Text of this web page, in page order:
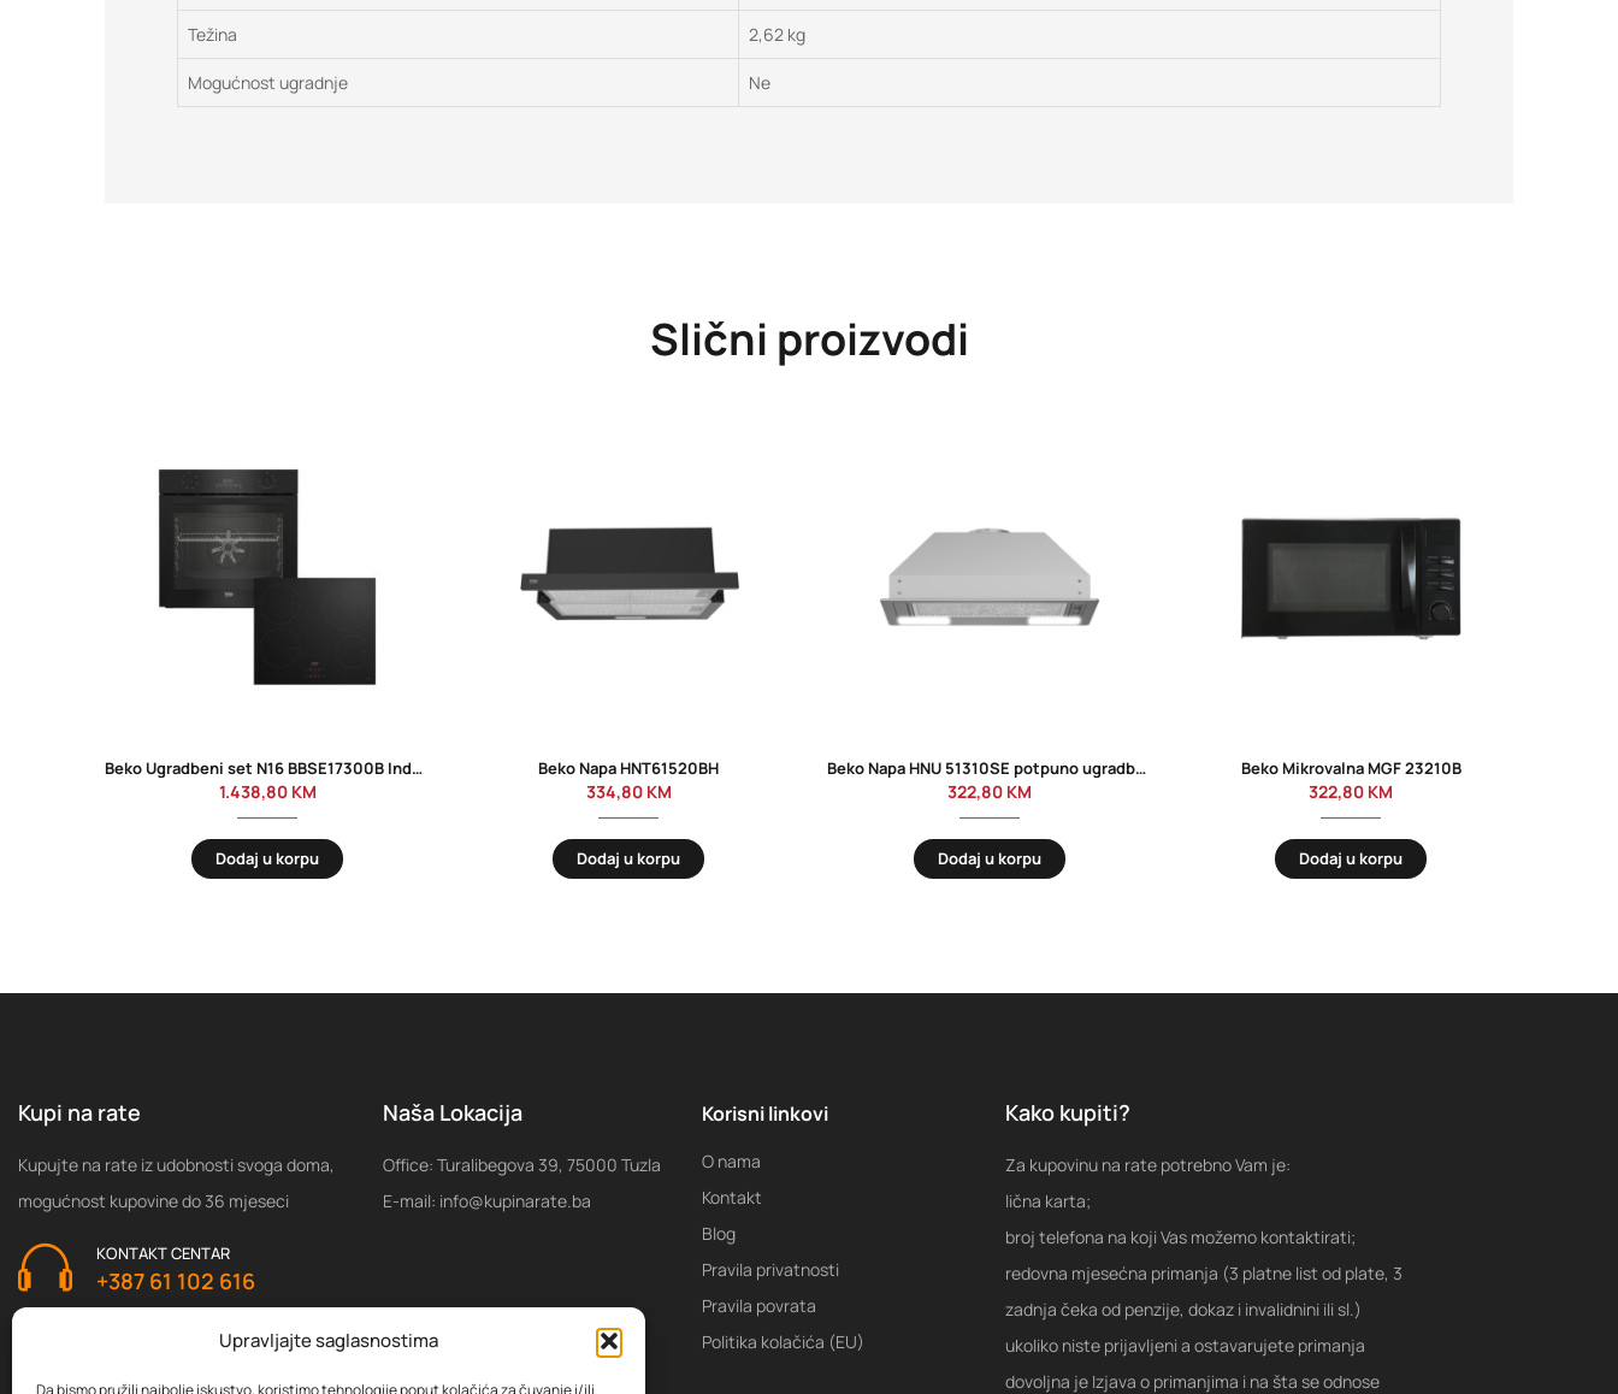
Upravljajte saglasnostima
Da bismo pružili najbolje iskustvo, koristimo tehnologije poput kolačića za čuvanje i/ili
Težina 2,62 kg
Mogućnost ugradnje Ne
Slični proizvodi
Beko Ugradbeni set N16 BBSE17300B Indukcija
1.438,80 KM
Dodaj u korpu
Beko Napa HNT61520BH
334,80 KM
Dodaj u korpu
Beko Napa HNU 51310SE potpuno ugradbena
322,80 KM
Dodaj u korpu
Beko Mikrovalna MGF 23210B
322,80 KM
Dodaj u korpu
Kupi na rate
Kupujte na rate iz udobnosti svoga doma,
mogućnost kupovine do 36 mjeseci
KONTAKT CENTAR
+387 61 102 616
Naša Lokacija
Office: Turalibegova 39, 75000 Tuzla
E-mail: info@kupinarate.ba
Korisni linkovi
O nama
Kontakt
Blog
Pravila privatnosti
Pravila povrata
Politika kolačića (EU)
Kako kupiti?
Za kupovinu na rate potrebno Vam je:
lična karta;
broj telefona na koji Vas možemo kontaktirati;
redovna mjesećna primanja (3 platne list od plate, 3
zadnja čeka od penzije, dokaz i invalidnini ili sl.)
ukoliko niste prijavljeni a ostavarujete primanja
dovoljna je Izjava o primanjima i na šta se odnose